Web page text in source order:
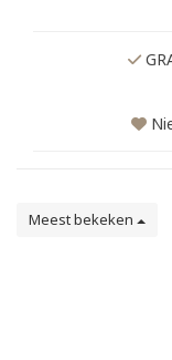
Meest bekeken